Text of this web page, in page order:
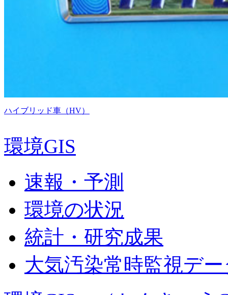
ハイブリッド車（HV）
環境GIS
速報・予測
環境の状況
統計・研究成果
大気汚染常時監視デ